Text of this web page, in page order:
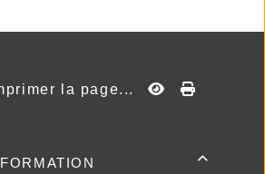
la page...
